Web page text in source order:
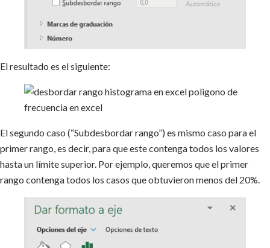
El resultado es el siguiente:
El segundo caso (“Subdesbordar rango”) es mismo caso para el
primer rango, es decir, para que este contenga todos los valores
hasta un límite superior. Por ejemplo, queremos que el primer
rango contenga todos los casos que obtuvieron menos del 20%.